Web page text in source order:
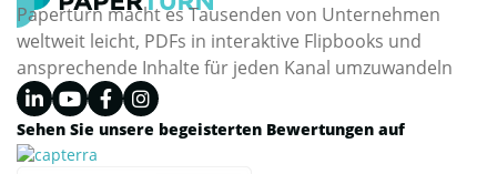
Paperturn macht es Tausenden von Unternehmen
weltweit leicht, PDFs in interaktive Flipbooks und
ansprechende Inhalte für jeden Kanal umzuwandeln
Sehen Sie unsere begeisterten Bewertungen auf